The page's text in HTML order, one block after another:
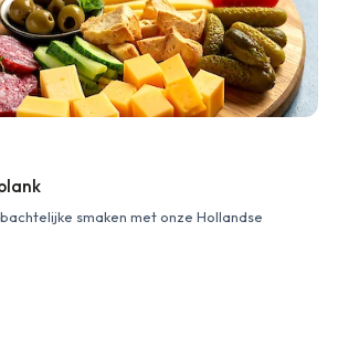
smaken met onze Hollandse